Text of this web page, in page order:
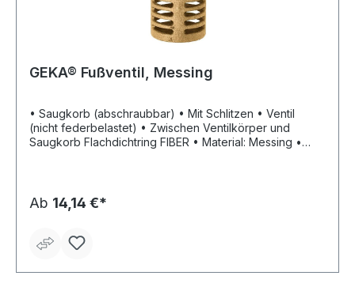
GEKA® Fußventil, Messing
• Saugkorb (abschraubbar) • Mit Schlitzen • Ventil
(nicht federbelastet) • Zwischen Ventilkörper und
Saugkorb Flachdichtring FIBER • Material: Messing •
Ab 14,14 €*